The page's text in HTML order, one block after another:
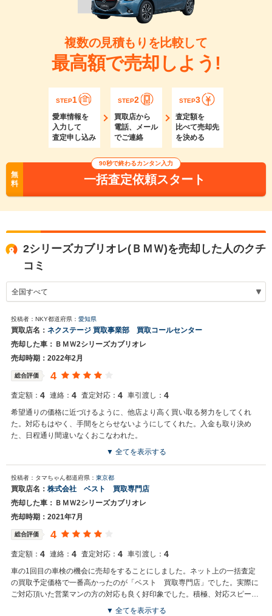
複数の見積もりを比較して
最高額で売却しよう!
STEP1
愛車情報を
入力して
査定申し込み
STEP2
買取店から
電話、メール
でご連絡
STEP3
査定額を
比べて売却先
を決める
無
料
90秒で終わるカンタン入力
一括査定依頼スタート
2シリーズカブリオレ(ＢＭＷ)を売却した人のクチ
コミ
投稿者：NKY都道府県： 愛知県
買取店名： ネクステージ 買取事業部 買取コールセンター
売却した車：ＢＭＷ2シリーズカブリオレ
売却時期：2022年2月
総合評価 4
査定額： 4 連絡： 4 査定対応： 4 車引渡し： 4
希望通りの価格に近づけるように、他店より高く買い取る努力をしてくれ
た。対応もはやく、手間をとらせないようにしてくれた。入金も取り決め
た、日程通り間違いなくおこなわれた。
買取店からの返信
お世話になっております。 株式会社ネクステージでございます。 この
度はネクステージをご利用いただきまして誠にありがとうございまし
た。 弊社では2シリーズカブリオレのような輸入車の専門店を展開し
ている関係もあり、大変得意な車種となっております。輸入車の他に
また機会がございましたら是非お力添えできれば幸いでございます。
今後とも宜しくお願い申し上げます。
▼ 全てを表示する
投稿者：タマちゃん都道府県： 東京都
買取店名： 株式会社 ベスト 買取専門店
売却した車：ＢＭＷ2シリーズカブリオレ
売却時期：2021年7月
総合評価 4
査定額： 4 連絡： 4 査定対応： 4 車引渡し： 4
車の1回目の車検の機会に売却をすることにしました。ネット上の一括査定
の買取予定価格で一番高かったのが「ベスト 買取専門店」でした。実際に
ご対応頂いた営業マンの方の対応も良く好印象でした。積極、対応スピー
ド、査定額を総合的に判断して満足しています。
▼ 全てを表示する